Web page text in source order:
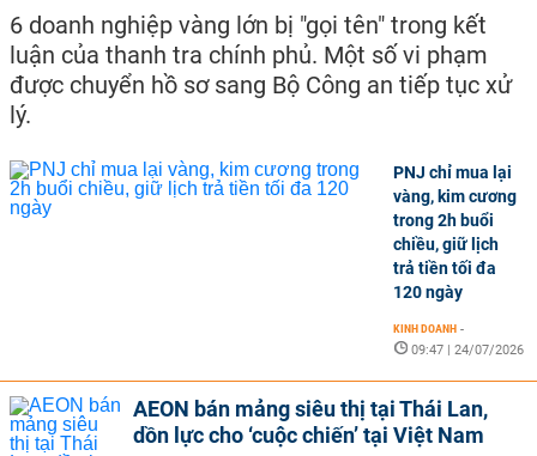
6 doanh nghiệp vàng lớn bị "gọi tên" trong kết
luận của thanh tra chính phủ. Một số vi phạm
được chuyển hồ sơ sang Bộ Công an tiếp tục xử
lý.
PNJ chỉ mua lại
vàng, kim cương
trong 2h buổi
chiều, giữ lịch
trả tiền tối đa
120 ngày
KINH DOANH -
09:47 | 24/07/2026
AEON bán mảng siêu thị tại Thái Lan,
dồn lực cho ‘cuộc chiến’ tại Việt Nam